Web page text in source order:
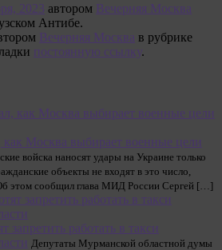
2023 автором Вечерняя Москва
Антибе.
Вечерняя Москва в рубрике
постоянную ссылку.
как Москва выбирает военные цели
войска наносят удары на Украине только
объекты не входят в это число,
этом сообщил глава МИД России Сергей […]
запретить работать в такси
Депутаты Мурманской областной думы